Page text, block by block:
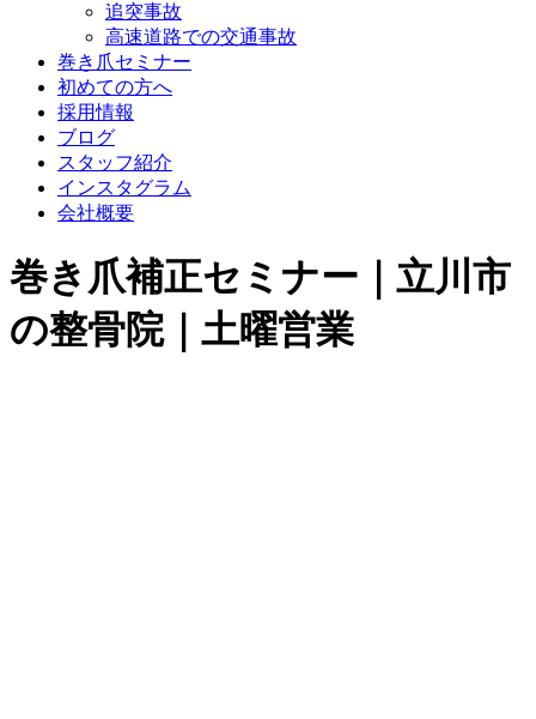
追突事故
高速道路での交通事故
巻き爪セミナー
初めての方へ
採用情報
ブログ
スタッフ紹介
インスタグラム
会社概要
巻き爪補正セミナー｜立川市
の整骨院｜土曜営業